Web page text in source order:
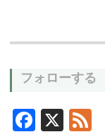
フォローする
F X F